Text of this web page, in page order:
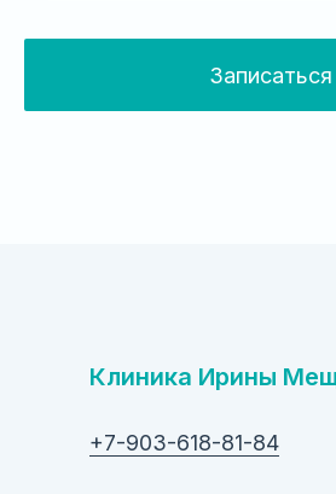
Записаться
Клиника Ирины
+7-903-618-81-84